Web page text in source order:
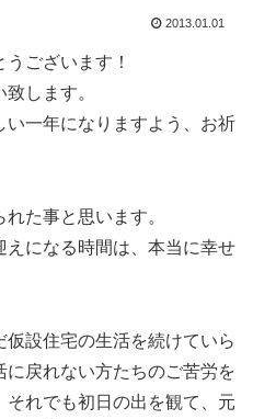
2013.01.01
ございます！
します。
一年になりますよう、お祈
た事と思います。
えになる時間は、本当に幸せ
設住宅の生活を続けていら
戻れない方たちのご苦労を
れでも初日の出を観て、元